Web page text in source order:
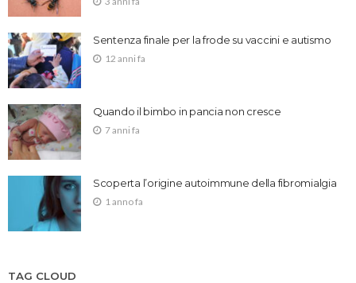
Sentenza finale per la frode su vaccini e autismo
12 anni fa
Quando il bimbo in pancia non cresce
7 anni fa
Scoperta l’origine autoimmune della fibromialgia
1 anno fa
TAG CLOUD